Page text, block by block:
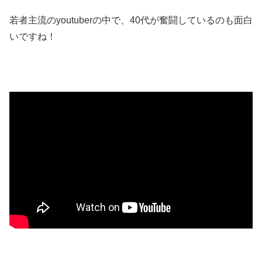
若者主流のyoutuberの中で、40代が奮闘しているのも面白
いですね！